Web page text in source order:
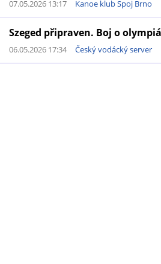
07.05.2026 13:17 Kanoe klub Spoj Brno
Szeged připraven. Boj o
06.05.2026 17:34 Český vodácký server